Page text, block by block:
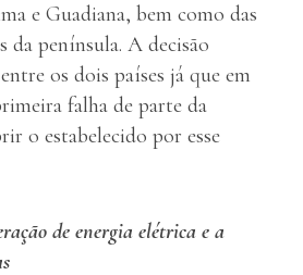
e Guadiana, bem como das
da península. A decisão
os dois países já que em
falha de parte da
o estabelecido por esse
de energia elétrica e a